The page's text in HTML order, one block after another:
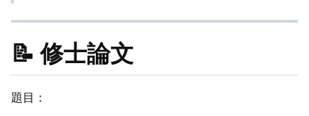
📝 修士論文
題目：